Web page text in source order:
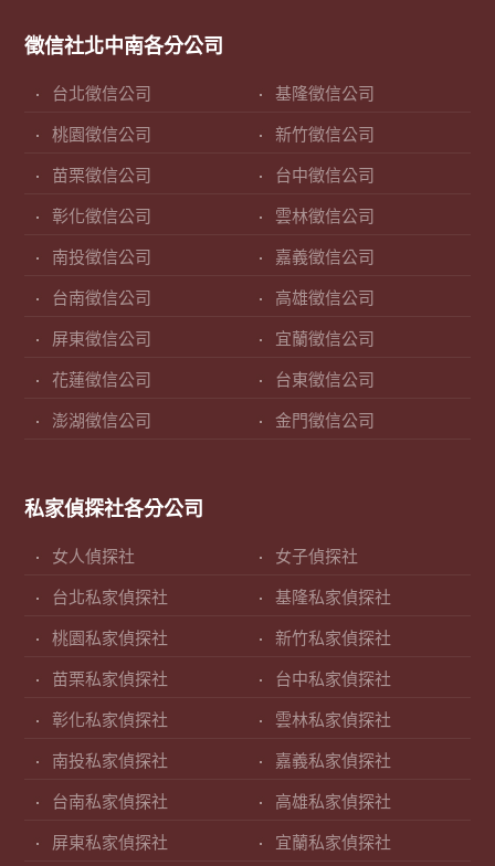
徵信社北中南各分公司
台北徵信公司 基隆徵信公司
桃園徵信公司 新竹徵信公司
苗栗徵信公司 台中徵信公司
彰化徵信公司 雲林徵信公司
南投徵信公司 嘉義徵信公司
台南徵信公司 高雄徵信公司
屏東徵信公司 宜蘭徵信公司
花蓮徵信公司 台東徵信公司
澎湖徵信公司 金門徵信公司
私家偵探社各分公司
女人偵探社 女子偵探社
台北私家偵探社 基隆私家偵探社
桃園私家偵探社 新竹私家偵探社
苗栗私家偵探社 台中私家偵探社
彰化私家偵探社 雲林私家偵探社
南投私家偵探社 嘉義私家偵探社
台南私家偵探社 高雄私家偵探社
屏東私家偵探社 宜蘭私家偵探社